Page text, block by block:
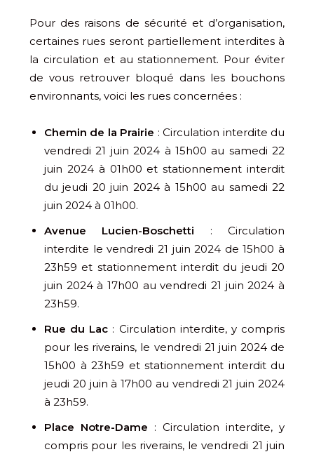
Pour des raisons de sécurité et d’organisation,
certaines rues seront partiellement interdites à
la circulation et au stationnement. Pour éviter
de vous retrouver bloqué dans les bouchons
environnants, voici les rues concernées :
Chemin de la Prairie : Circulation interdite du
vendredi 21 juin 2024 à 15h00 au samedi 22
juin 2024 à 01h00 et stationnement interdit
du jeudi 20 juin 2024 à 15h00 au samedi 22
juin 2024 à 01h00.
Avenue Lucien-Boschetti : Circulation
interdite le vendredi 21 juin 2024 de 15h00 à
23h59 et stationnement interdit du jeudi 20
juin 2024 à 17h00 au vendredi 21 juin 2024 à
23h59.
Rue du Lac : Circulation interdite, y compris
pour les riverains, le vendredi 21 juin 2024 de
15h00 à 23h59 et stationnement interdit du
jeudi 20 juin à 17h00 au vendredi 21 juin 2024
à 23h59.
Place Notre-Dame : Circulation interdite, y
compris pour les riverains, le vendredi 21 juin